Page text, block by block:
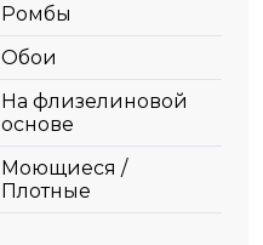
Ромбы
Обои
На флизелиновой
основе
Моющиеся /
Плотные